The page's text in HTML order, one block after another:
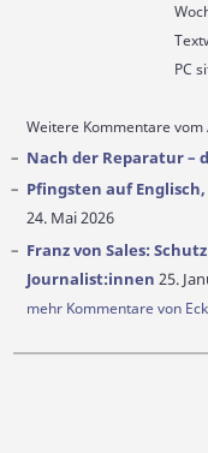
PC
Weitere Kommentare vom
Nach der Reparatur –
Pfingsten auf
24. Mai 2026
Franz von Sales:
Journalist:innen 25.
mehr Kommentare von